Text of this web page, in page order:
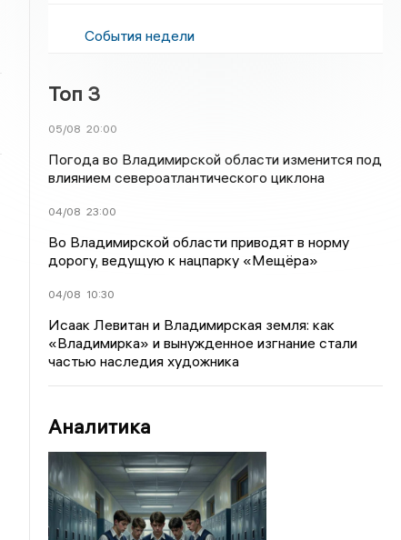
События недели
Топ 3
05/08 20:00
Погода во Владимирской области изменится под
влиянием североатлантического циклона
04/08 23:00
Во Владимирской области приводят в норму
дорогу, ведущую к нацпарку «Мещёра»
04/08 10:30
Исаак Левитан и Владимирская земля: как
«Владимирка» и вынужденное изгнание стали
частью наследия художника
Аналитика